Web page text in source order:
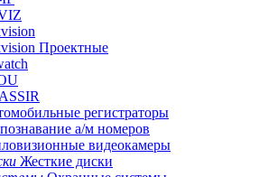
Проектные
регистраторы
а/м номеров
видеокамеры
Жесткие диски